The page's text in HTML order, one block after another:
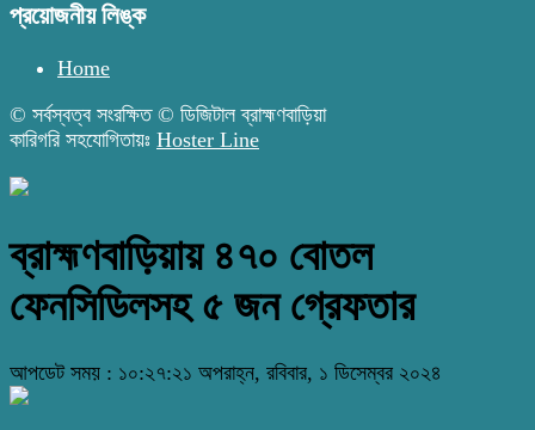
প্রয়োজনীয় লিঙ্ক
Home
© সর্বস্বত্ব সংরক্ষিত © ডিজিটাল ব্রাহ্মণবাড়িয়া
কারিগরি সহযোগিতায়ঃ Hoster Line
ব্রাহ্মণবাড়িয়ায় ৪৭০ বোতল
ফেনসিডিলসহ ৫ জন গ্রেফতার
আপডেট সময় : ১০:২৭:২১ অপরাহ্ন, রবিবার, ১ ডিসেম্বর ২০২৪